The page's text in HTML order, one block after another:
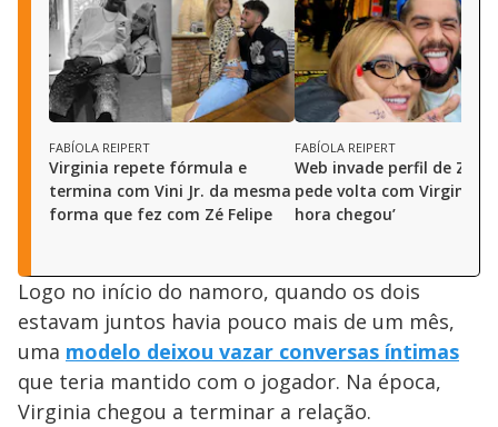
FABÍOLA REIPERT
Virginia repete fórmula e
termina com Vini Jr. da mesma
forma que fez com Zé Felipe
FABÍOLA REIPERT
Web invade perfil de Zé
pede volta com Virginia:
hora chegou’
Logo no início do namoro, quando os dois
estavam juntos havia pouco mais de um mês,
uma modelo deixou vazar conversas íntimas
que teria mantido com o jogador. Na época,
Virginia chegou a terminar a relação.